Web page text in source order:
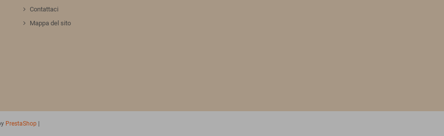
Contattaci
Mappa del sito
PrestaShop |